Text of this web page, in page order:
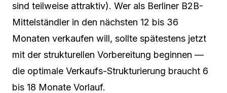
sind teilweise attraktiv). Wer als Berliner B2B-
Mittelständler in den nächsten 12 bis 36
Monaten verkaufen will, sollte spätestens jetzt
mit der strukturellen Vorbereitung beginnen —
die optimale Verkaufs-Strukturierung braucht 6
bis 18 Monate Vorlauf.